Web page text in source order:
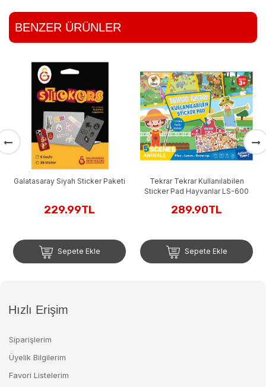
BENZER ÜRÜNLER
Siyah Sticker Paketi
Sepete Ekle
Tekrar Tekrar Kullanılabilen
Sticker Pad Hayvanlar LS-600
289.90TL
Sepete Ekle
Tekrar
Sticker
Hızlı Erişim
Siparişlerim
Üyelik Bilgilerim
Favori Listelerim